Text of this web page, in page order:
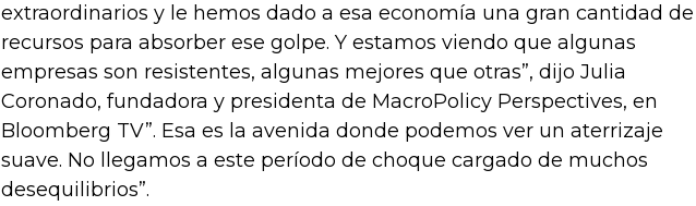
extraordinarios y le hemos dado a esa economía una gran cantidad de
recursos para absorber ese golpe. Y estamos viendo que algunas
empresas son resistentes, algunas mejores que otras”, dijo Julia
Coronado, fundadora y presidenta de MacroPolicy Perspectives, en
Bloomberg TV”. Esa es la avenida donde podemos ver un aterrizaje
suave. No llegamos a este período de choque cargado de muchos
desequilibrios”.